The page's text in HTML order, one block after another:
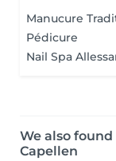
Manucure
Pédicure
Nail Spa
We also
Capellen